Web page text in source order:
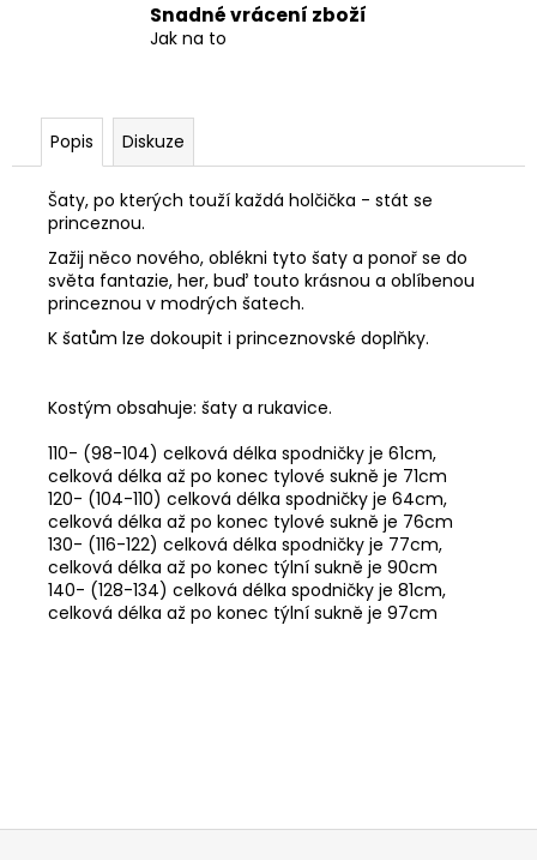
Snadné vrácení zboží
Jak na to
Popis Diskuze
Šaty, po kterých touží každá holčička - stát se
princeznou.
Zažij něco nového, oblékni tyto šaty a ponoř se do
světa fantazie, her, buď touto krásnou a oblíbenou
princeznou v modrých šatech.
K šatům lze dokoupit i princeznovské doplňky.
Kostým obsahuje: šaty a rukavice.
110- (98-104) celková délka spodničky je 61cm,
celková délka až po konec tylové sukně je 71cm
120- (104-110) celková délka spodničky je 64cm,
celková délka až po konec tylové sukně je 76cm
130- (116-122) celková délka spodničky je 77cm,
celková délka až po konec týlní sukně je 90cm
140- (128-134) celková délka spodničky je 81cm,
celková délka až po konec týlní sukně je 97cm